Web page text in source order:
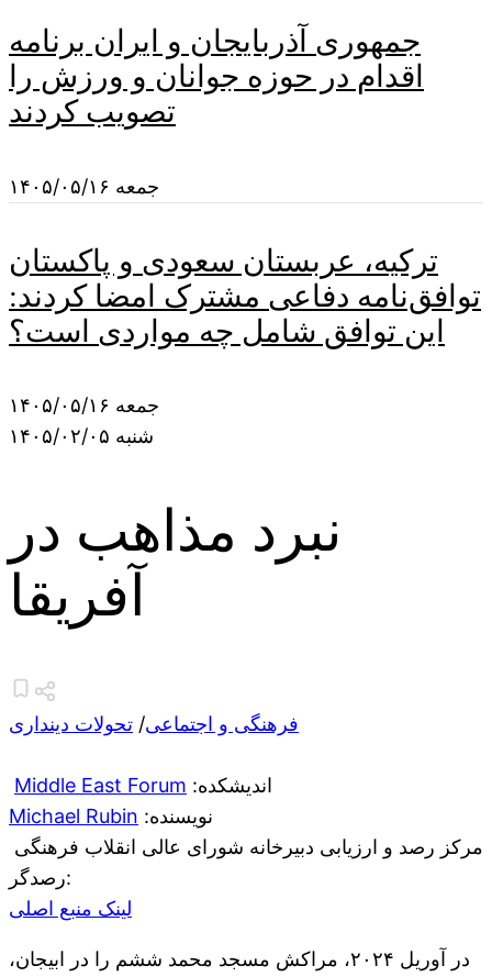
جمهوری آذربایجان و ایران برنامه
اقدام در حوزه جوانان و ورزش را
تصویب کردند
جمعه ۱۴۰۵/۰۵/۱۶
ترکیه، عربستان سعودی و پاکستان
توافق‌نامه دفاعی مشترک امضا کردند:
این توافق شامل چه مواردی است؟
جمعه ۱۴۰۵/۰۵/۱۶
شنبه ۱۴۰۵/۰۲/۰۵
نبرد مذاهب در
آفریقا
فرهنگی و اجتماعی/ تحولات دینداری
Middle East Forum :اندیشکده
Michael Rubin :نویسنده
مرکز رصد و ارزیابی دبیرخانه شورای عالی انقلاب فرهنگی
:رصدگر
لینک منبع اصلی
در آوریل ۲۰۲۴، مراکش مسجد محمد ششم را در ابیجان،